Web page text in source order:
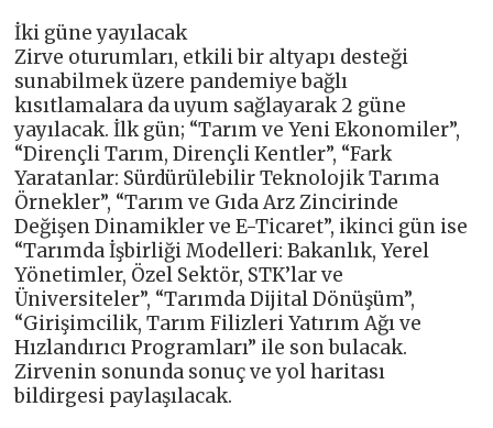
İki güne yayılacak
Zirve oturumları, etkili bir altyapı desteği
sunabilmek üzere pandemiye bağlı
kısıtlamalara da uyum sağlayarak 2 güne
yayılacak. İlk gün; “Tarım ve Yeni Ekonomiler”,
“Dirençli Tarım, Dirençli Kentler”, “Fark
Yaratanlar: Sürdürülebilir Teknolojik Tarıma
Örnekler”, “Tarım ve Gıda Arz Zincirinde
Değişen Dinamikler ve E-Ticaret”, ikinci gün ise
“Tarımda İşbirliği Modelleri: Bakanlık, Yerel
Yönetimler, Özel Sektör, STK’lar ve
Üniversiteler”, “Tarımda Dijital Dönüşüm”,
“Girişimcilik, Tarım Filizleri Yatırım Ağı ve
Hızlandırıcı Programları” ile son bulacak.
Zirvenin sonunda sonuç ve yol haritası
bildirgesi paylaşılacak.